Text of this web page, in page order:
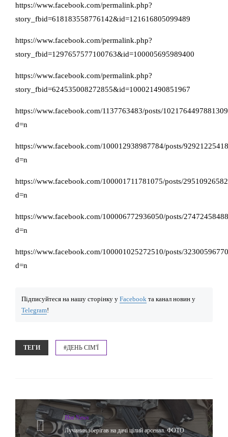
https://www.facebook.com/permalink.php?
story_fbid=618183558776142&id=121616805099489
https://www.facebook.com/permalink.php?
story_fbid=1297657577100763&id=100005695989400
https://www.facebook.com/permalink.php?
story_fbid=624535008272855&id=100021490851967
https://www.facebook.com/1137763483/posts/
d=n
https://www.facebook.com/100012938987784/posts/
d=n
https://www.facebook.com/100001711781075/posts/
d=n
https://www.facebook.com/100006772936050/posts/
d=n
https://www.facebook.com/100001025272510/posts/
d=n
Підписуйтеся на нашу сторінку у Facebook та канал новин у
Telegram!
ТЕГИ #ДЕНЬ СІМ'Ї
Hot News
Лучанин зберігав на дачі цілий арсенал. ФОТО